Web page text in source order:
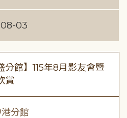
03
分館】115年8月影友會暨
賞
分館